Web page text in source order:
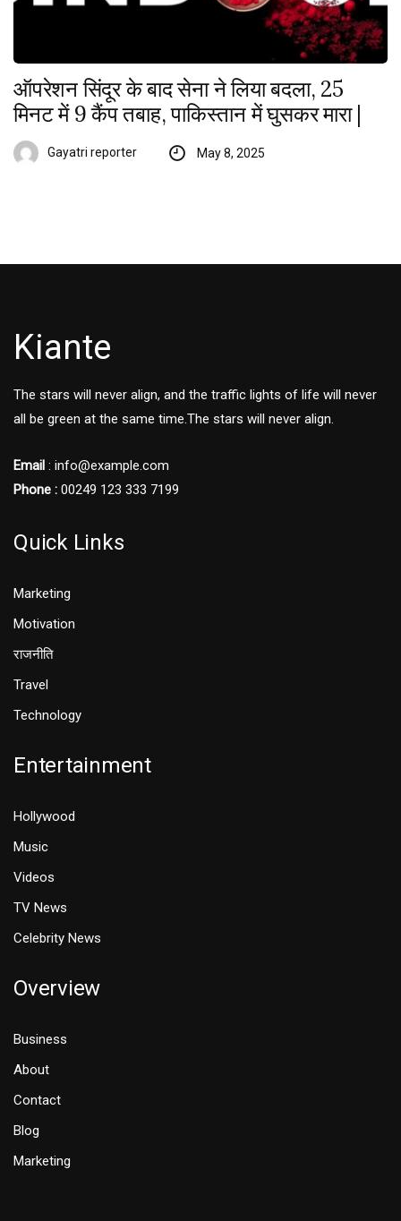
ऑपरेशन सिंदूर के बाद सेना ने लिया बदला, 25
मिनट में 9 कैंप तबाह, पाकिस्तान में घुसकर मारा |
Gayatri reporter May 8, 2025
Kiante
The stars will never align, and the traffic lights of life will never
all be green at the same time.The stars will never align.
Email : info@example.com
Phone : 00249 123 333 7199
Quick Links
Marketing
Motivation
राजनीति
Travel
Technology
Entertainment
Hollywood
Music
Videos
TV News
Celebrity News
Overview
Business
About
Contact
Blog
Marketing